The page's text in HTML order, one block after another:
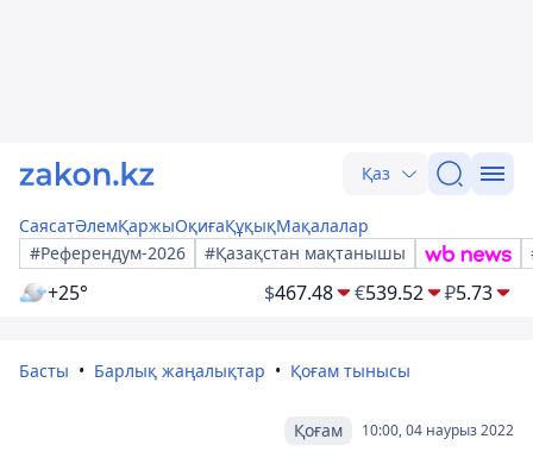
Қаз
СаясатӘлемҚаржыОқиғаҚұқықМақалалар
#Референдум-2026
#Қазақстан мақтанышы
+25° $467.48 €539.52 ₽5.73
Басты Барлық жаңалықтар Қоғам тынысы
10:00, 04 наурыз 2022
Қоғам